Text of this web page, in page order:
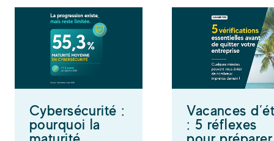
Cybersécurité :
pourquoi la
Vacances
: 5 réflexes